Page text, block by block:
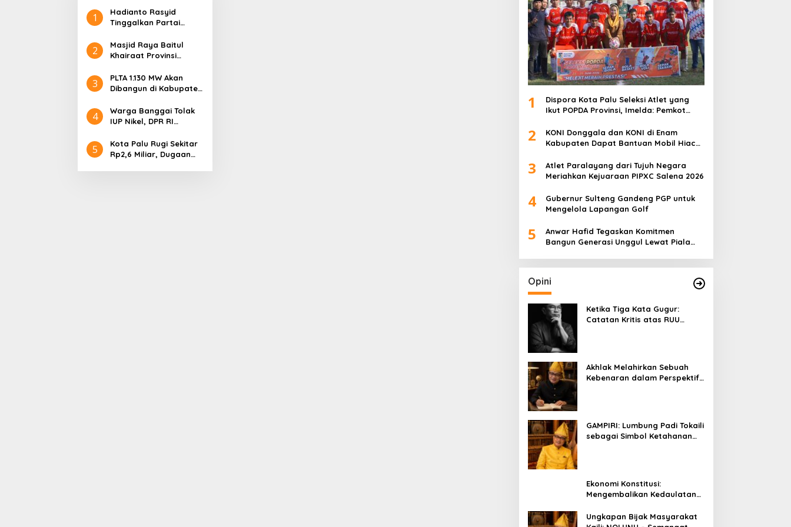
1
Hadianto Rasyid
Tinggalkan Partai
Tahun Mengabdi
2
Masjid Raya Baitul
Khairaat Provinsi
Rekor MURI, Ini
Keunikan Arsitekturnya
3
PLTA 1.130 MW Akan
Dibangun di Kabupaten
Evergreen Industri
Audiensi dengan
4
Warga Banggai Tolak
IUP Nikel, DPR RI
5
Kota Palu Rugi Sekitar
Rp2,6 Miliar, Dugaan
1
Dispora Kota Palu Seleksi Atlet yang
Ikut POPDA Provinsi, Imelda: Pemkot
Olahraga Pelajar
2
KONI Donggala dan KONI di Enam
Kabupaten Dapat Bantuan Mobil Hiace
3
Atlet Paralayang dari Tujuh Negara
Meriahkan Kejuaraan PIPXC Salena 2026
4
Gubernur Sulteng Gandeng PGP untuk
Mengelola Lapangan Golf
5
Anwar Hafid Tegaskan Komitmen
Bangun Generasi Unggul Lewat Piala
Opini
Ketika Tiga Kata Gugur:
Catatan Kritis atas RUU
Akhlak Melahirkan Sebuah
Kebenaran dalam Perspektif
GAMPIRI: Lumbung Padi Tokaili
sebagai Simbol Ketahanan
Ekonomi Konstitusi:
Mengembalikan Kedaulatan
Umat
Ungkapan Bijak Masyarakat